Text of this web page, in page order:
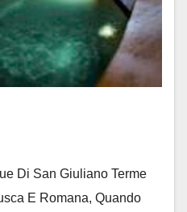
Di San Giuliano Terme
E Romana, Quando